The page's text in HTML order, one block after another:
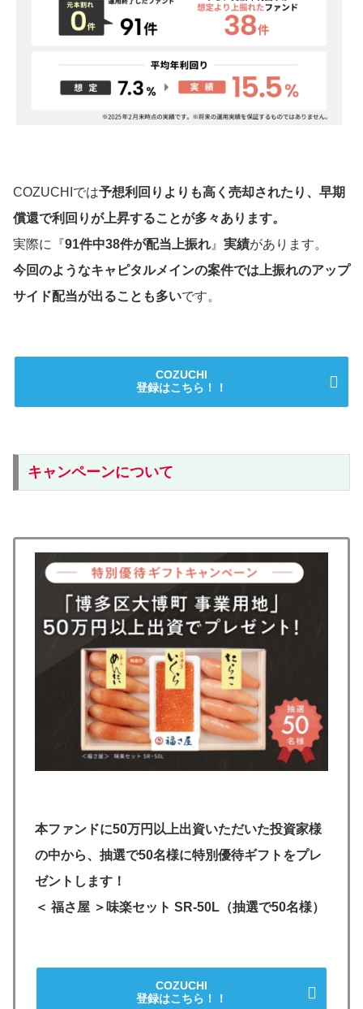
COZUCHIでは予想利回りよりも高く売却されたり、早期
償還で利回りが上昇することが多々あります。
実際に『91件中38件が配当上振れ 』 実績があります。
今回のようなキャピタルメインの案件では上振れのアップ
サイド配当が出ることも多いです。
COZUCHI
登録はこちら！！
キャンペーンについて
本ファンドに50万円以上出資いただいた投資家様
の中から、抽選で50名様に特別優待ギフトをプレ
ゼントします！
＜ 福さ屋 ＞味楽セット SR-50L（抽選で50名様）
COZUCHI
登録はこちら！！